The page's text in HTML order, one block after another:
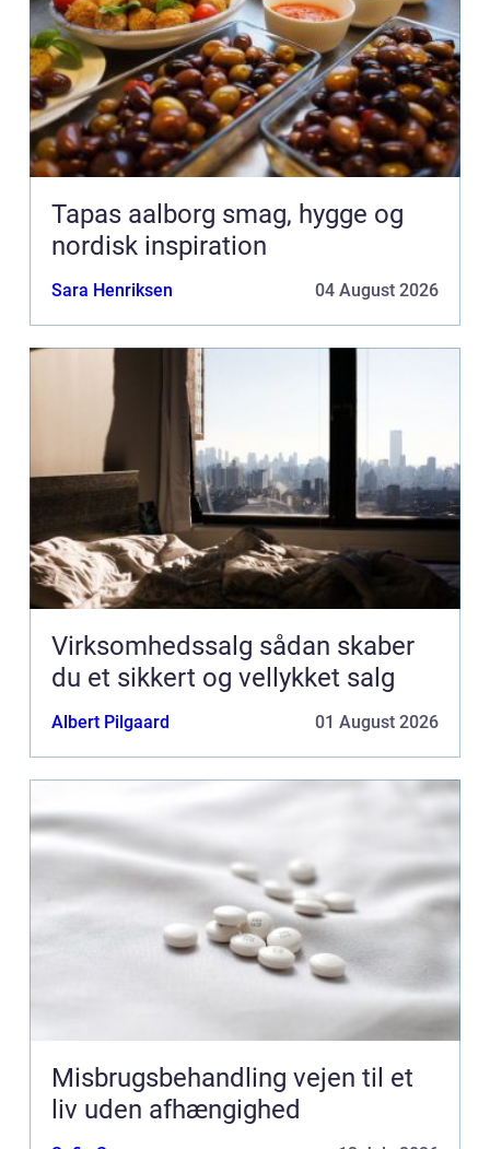
Tapas aalborg smag, hygge og
nordisk inspiration
Sara Henriksen 04 August 2026
Virksomhedssalg sådan skaber
du et sikkert og vellykket salg
Albert Pilgaard 01 August 2026
Misbrugsbehandling vejen til et
liv uden afhængighed